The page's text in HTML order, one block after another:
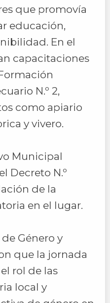
que promovía
educación,
En el
capacitaciones
N.º 2,
como apiario
y vivero.
Municipal
Decreto N.º
de la
en el lugar.
Género y
que la jornada
rol de las
local y